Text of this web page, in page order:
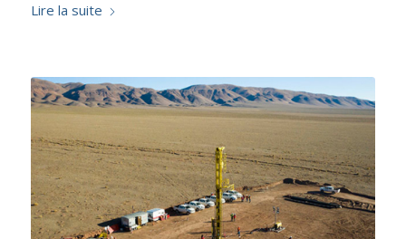
Lire la suite